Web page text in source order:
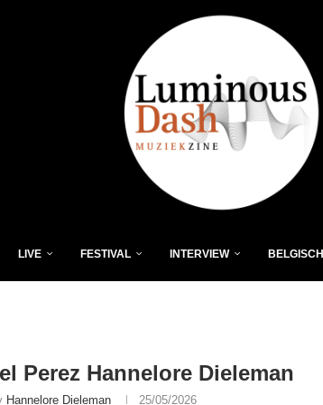
LIVE FESTIVAL INTERVIEW BELGISCH
Perez Hannelore Dieleman
Hannelore Dieleman 25/05/2026